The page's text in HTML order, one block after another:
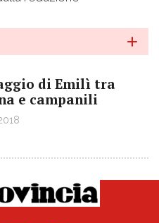
di Emilì tra
e campanili